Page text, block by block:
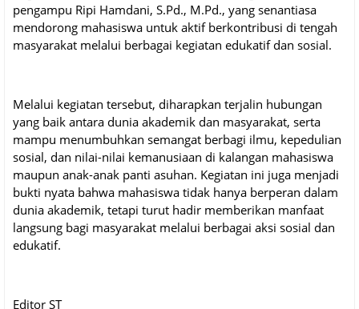
pengampu Ripi Hamdani, S.Pd., M.Pd., yang senantiasa
mendorong mahasiswa untuk aktif berkontribusi di tengah
masyarakat melalui berbagai kegiatan edukatif dan sosial.
Melalui kegiatan tersebut, diharapkan terjalin hubungan
yang baik antara dunia akademik dan masyarakat, serta
mampu menumbuhkan semangat berbagi ilmu, kepedulian
sosial, dan nilai-nilai kemanusiaan di kalangan mahasiswa
maupun anak-anak panti asuhan. Kegiatan ini juga menjadi
bukti nyata bahwa mahasiswa tidak hanya berperan dalam
dunia akademik, tetapi turut hadir memberikan manfaat
langsung bagi masyarakat melalui berbagai aksi sosial dan
edukatif.
Editor ST